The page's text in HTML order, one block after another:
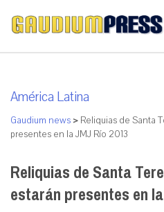
América Latina
Gaudium news > Reliquias de Santa
presentes en la JMJ Río 2013
Reliquias de Santa
estarán presentes en